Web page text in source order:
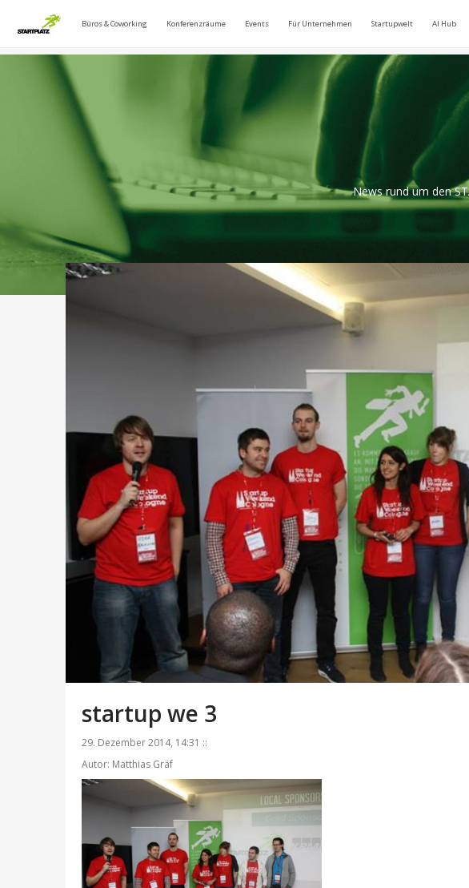
Büros & Coworking Konferenzräume Events Für Unternehmen Startupwelt AI Hub
News rund um den
startup we 3
29. Dezember 2014, 14:31 ::
Autor: Matthias Gräf